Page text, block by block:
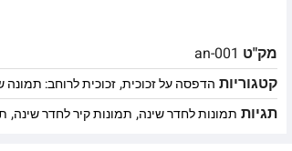
מק"ט an-001
קטגוריות הדפסה על זכוכית,זכוכית לרוחב: תמונה
תגיות תמונות לחדר שינה, תמונות קיר לחדר שינה,